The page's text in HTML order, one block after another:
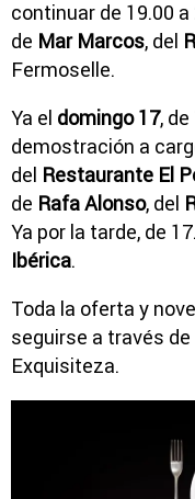
continuar de 19.00
de Mar Marcos, del
Fermoselle.
Ya el domingo 17,
demostración a
del Restaurante El
de Rafa Alonso, del
Ya por la tarde, de
Ibérica.
Toda la oferta y
seguirse a través
Exquisiteza.